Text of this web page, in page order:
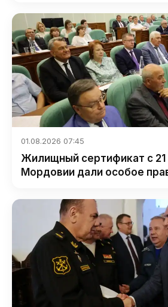
01.08.2026 07:45
Жилищный сертификат с 21
Мордовии дали особое